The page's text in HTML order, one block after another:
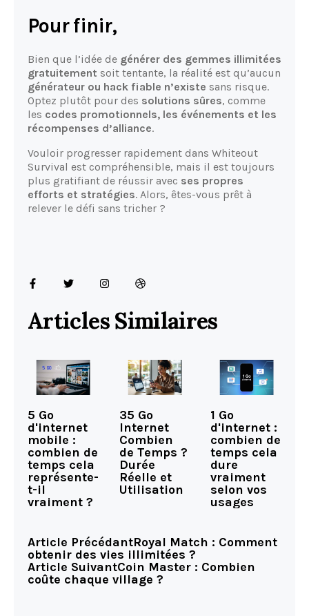
Pour finir,
Bien que l’idée de générer des gemmes illimitées
gratuitement soit tentante, la réalité est qu’aucun
générateur ou hack fiable n’existe sans risque.
Optez plutôt pour des solutions sûres, comme
les codes promotionnels, les événements et les
récompenses d’alliance.
Vouloir progresser rapidement dans Whiteout
Survival est compréhensible, mais il est toujours
plus gratifiant de réussir avec ses propres
efforts et stratégies. Alors, êtes-vous prêt à
relever le défi sans tricher ?
Articles Similaires
5 Go
d'internet
mobile :
combien de
temps cela
représente-
t-il
vraiment ?
35 Go
Internet
Combien
de Temps ?
Durée
Réelle et
Utilisation
1 Go
d'internet :
combien de
temps cela
dure
vraiment
selon vos
usages
Article PrécédantRoyal Match : Comment
obtenir des vies illimitées ?
Article SuivantCoin Master : Combien
coûte chaque village ?